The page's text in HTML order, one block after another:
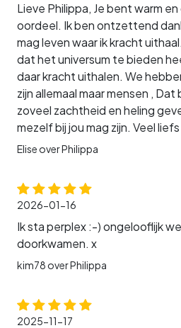
Lieve Philippa, Je bent warm
oordeel. Ik ben ontzettend
mag leven waar ik kracht
dat het universum te bieden
daar kracht uithalen. We
zijn allemaal maar mensen ,
zoveel zachtheid en heling
mezelf bij jou mag zijn. Veel liefs
Elise over Philippa
2026-01-16
Ik sta perplex :-) ongelooflijk
doorkwamen. x
kim78 over Philippa
2025-11-17